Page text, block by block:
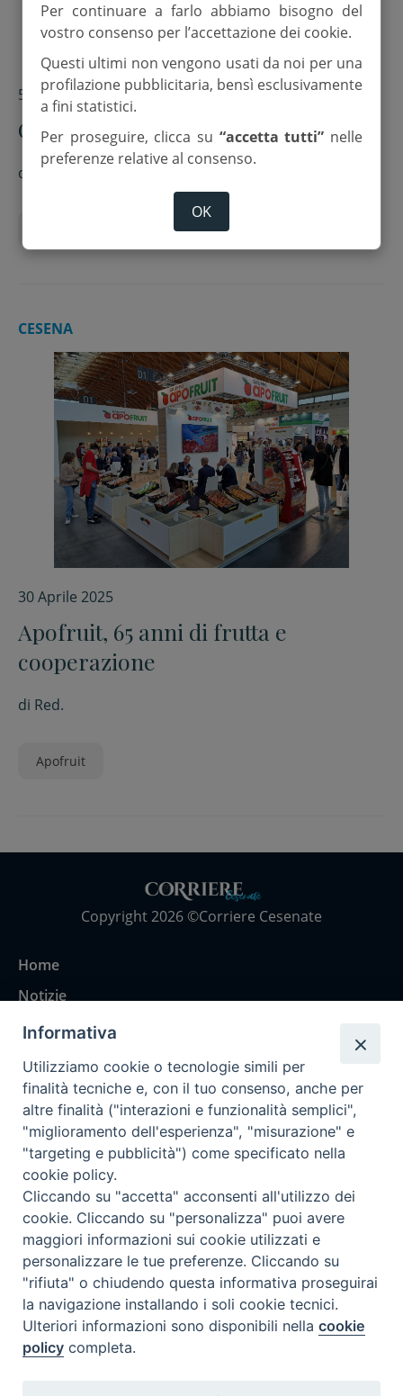
5 Maggio 2025
Celebrati i 65 anni di Apofruit
di MiB
Apofruit economia
CESENA
30 Aprile 2025
Apofruit, 65 anni di frutta e
cooperazione
di Red.
Apofruit
Copyright 2026 ©Corriere Cesenate
Home
Notizie
Rubriche
Chi siamo
Come abbonarsi
Contatti
Per continuare a farlo abbiamo bisogno del
vostro consenso per l’accettazione dei cookie.
Questi ultimi non vengono usati da noi per una
profilazione pubblicitaria, bensì esclusivamente
a fini statistici.
Per proseguire, clicca su “accetta tutti” nelle
preferenze relative al consenso.
OK
Informativa
Utilizziamo cookie o tecnologie simili per
finalità tecniche e, con il tuo consenso, anche per
altre finalità ("interazioni e funzionalità semplici",
"miglioramento dell'esperienza", "misurazione" e
"targeting e pubblicità") come specificato nella
cookie policy.
Cliccando su "accetta" acconsenti all'utilizzo dei
cookie. Cliccando su "personalizza" puoi avere
maggiori informazioni sui cookie utilizzati e
personalizzare le tue preferenze. Cliccando su
"rifiuta" o chiudendo questa informativa proseguirai
la navigazione installando i soli cookie tecnici.
Ulteriori informazioni sono disponibili nellacookie
policy completa.